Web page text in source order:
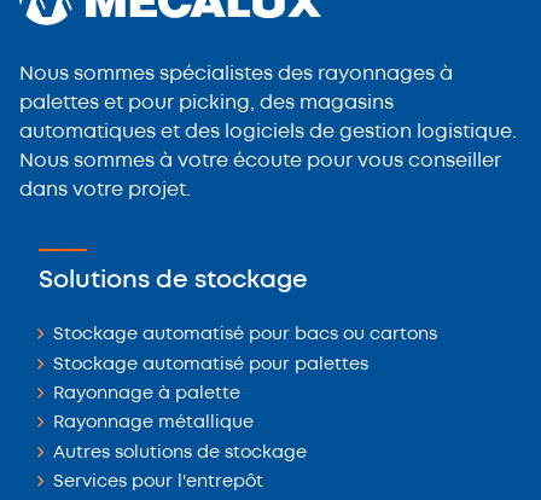
Nous sommes spécialistes des rayonnages à
palettes et pour picking, des magasins
automatiques et des logiciels de gestion logistique.
Nous sommes à votre écoute pour vous conseiller
dans votre projet.
Solutions de stockage
Stockage automatisé pour bacs ou cartons
Stockage automatisé pour palettes
Rayonnage à palette
Rayonnage métallique
Autres solutions de stockage
Services pour l'entrepôt